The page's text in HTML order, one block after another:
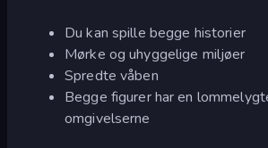
Du kan spille begge historier
Mørke og uhyggelige miljøer
Spredte våben
Begge figurer har en
omgivelserne